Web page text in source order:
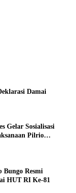
Damai
Gelar Sosialisasi
Pilrio
Bungo Resmi
HUT RI Ke-81